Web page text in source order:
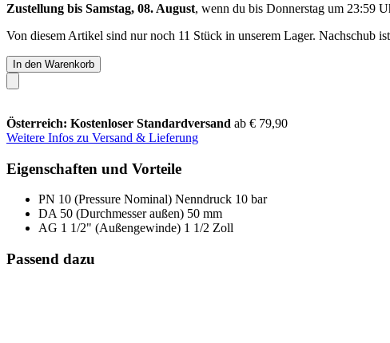
Zustellung bis Samstag, 08. August, wenn du bis Donnerstag um 23:59
Von diesem Artikel sind nur noch 11 Stück in unserem Lager. Nachschub
In den Warenkorb
Österreich: Kostenloser Standardversand ab € 79,90
Weitere Infos zu Versand & Lieferung
Eigenschaften und Vorteile
PN 10 (Pressure Nominal) Nenndruck 10 bar
DA 50 (Durchmesser außen) 50 mm
AG 1 1/2" (Außengewinde) 1 1/2 Zoll
Passend dazu